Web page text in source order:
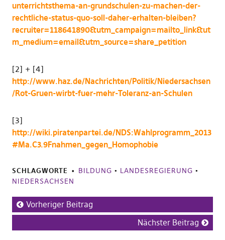
unterrichtsthema-an-grundschulen-zu-machen-der-
rechtliche-status-quo-soll-daher-erhalten-bleiben?
recruiter=118641890&utm_campaign=mailto_link&ut
m_medium=email&utm_source=share_petition
[2] + [4]
http://www.haz.de/Nachrichten/Politik/Niedersachsen
/Rot-Gruen-wirbt-fuer-mehr-Toleranz-an-Schulen
[3]
http://wiki.piratenpartei.de/NDS:Wahlprogramm_2013
#Ma.C3.9Fnahmen_gegen_Homophobie
SCHLAGWORTE BILDUNG • LANDESREGIERUNG •
NIEDERSACHSEN
Vorheriger Beitrag
Nächster Beitrag